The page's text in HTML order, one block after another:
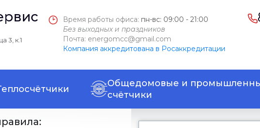
3, к.1
Время работы офиса: пн-вс: 09:00 - 21:00
Без выходных и праздников
Почта: energomcc@gmail.com
Компания аккредитована в Росаккредитации
Общедомовые и
счётчики